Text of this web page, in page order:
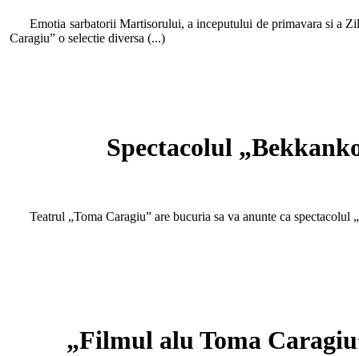
Emotia sarbatorii Martisorului, a inceputului de primavara si a
Caragiu” o selectie diversa (...)
Spectacolul
Teatrul „Toma Caragiu” are bucuria sa va anunte ca
„Filmul alu Toma